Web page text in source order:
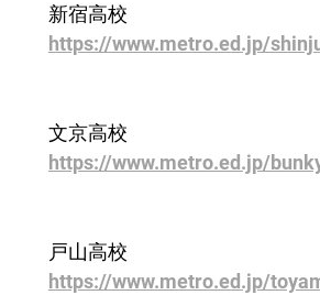
新宿高校
https://www.metro.ed.jp/
文京高校
https://www.metro.ed.jp/
戸山高校
https://www.metro.ed.jp/